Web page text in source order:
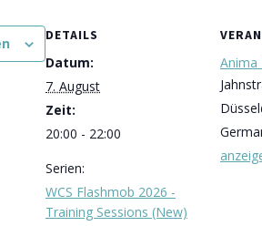
DETAILS
Datum:
7. August
Zeit:
20:00 - 22:00
Serien:
WCS Flashmob 2026 -
Training Sessions (New)
Anima